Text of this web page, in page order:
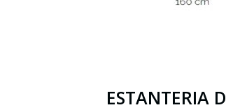
ESTANTERIA